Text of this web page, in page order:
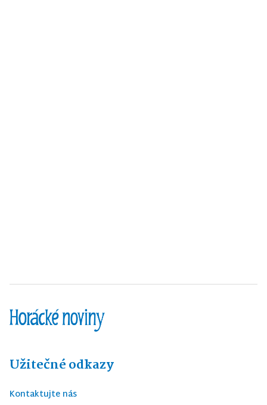
Užitečné odkazy
Kontaktujte nás